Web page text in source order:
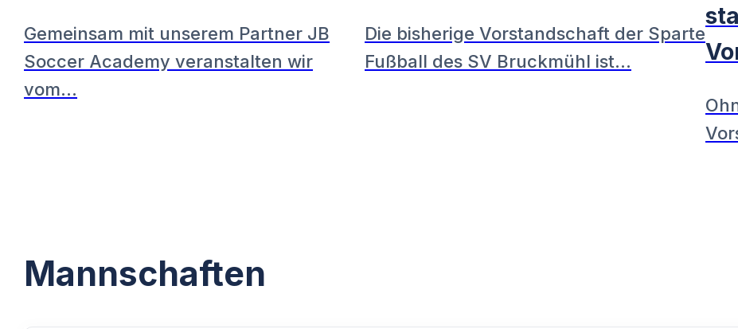
Gemeinsam mit unserem Partner JB
Soccer Academy veranstalten wir
vom…
Die bisherige Vorstandschaft der Sparte
Fußball des SV Bruckmühl ist…
Mannschaften